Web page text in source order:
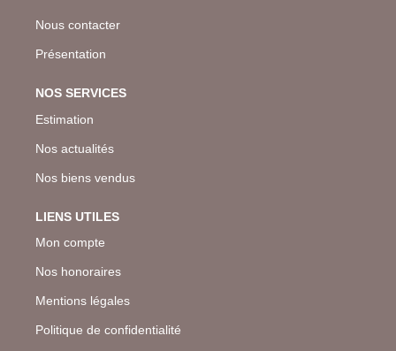
Nous contacter
Présentation
NOS SERVICES
Estimation
Nos actualités
Nos biens vendus
LIENS UTILES
Mon compte
Nos honoraires
Mentions légales
Politique de confidentialité